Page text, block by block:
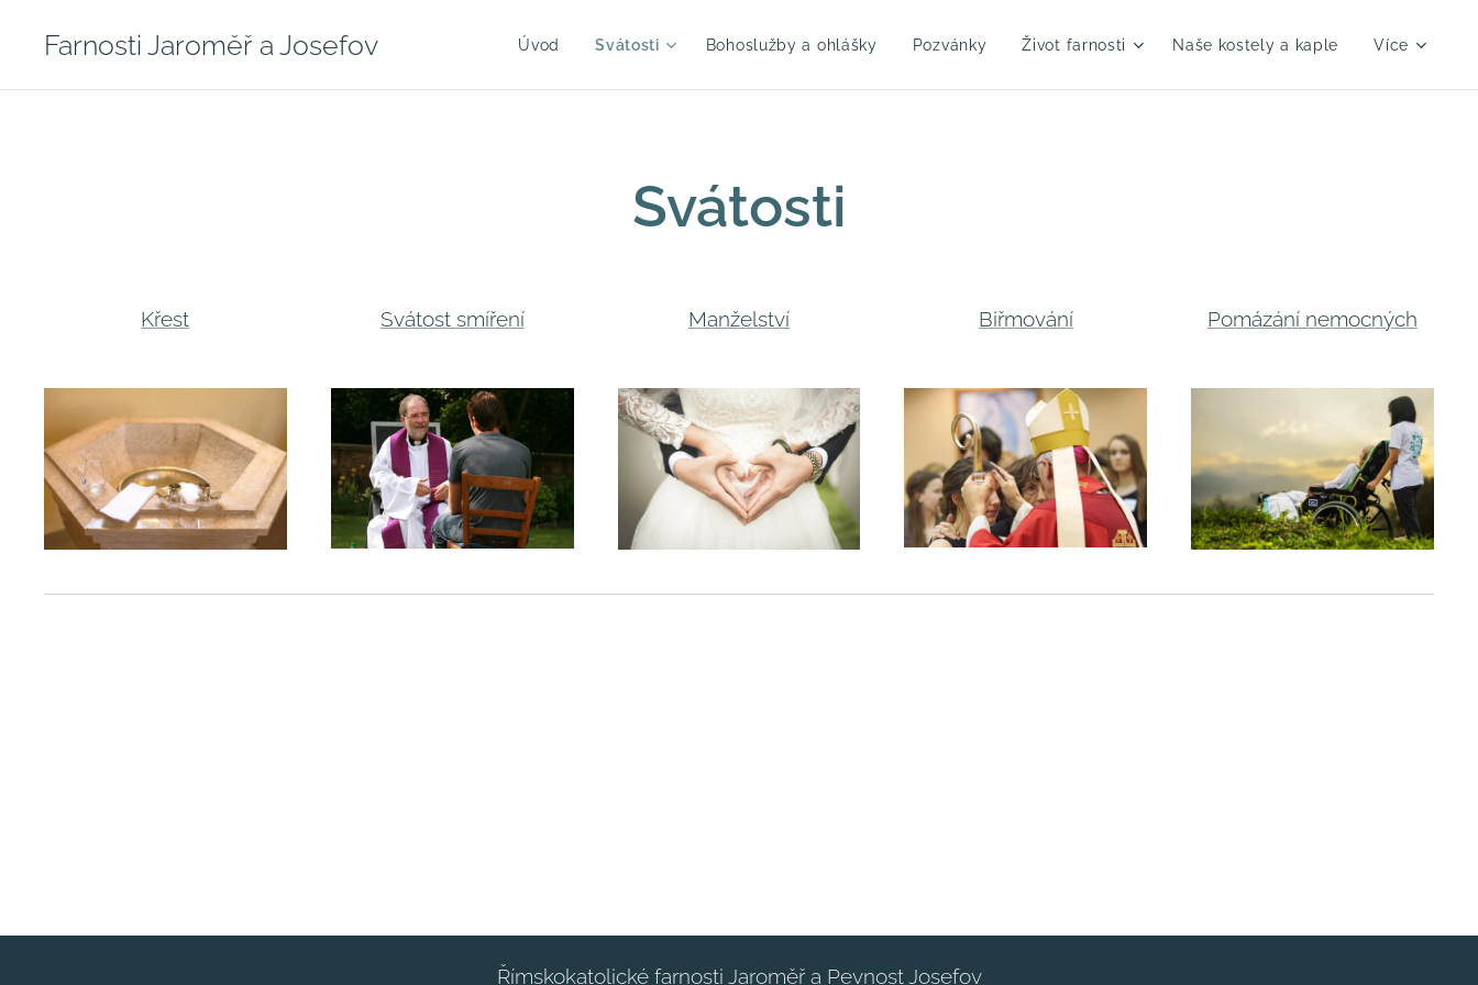
Farnosti Jaroměř a Josefov Úvod Svátosti Bohoslužby a ohlášky Pozvánky Život farnosti Naše kostely a kaple Více
Svátosti
Křest Svátost smíření Manželství Biřmování Pomázání nemocných
Římskokatolické farnosti Jaroměř a Pevnost Josefov